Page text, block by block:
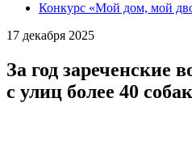
Конкурс «Мой дом, мой
17 декабря 2025
За год зареченские
с улиц более 40 собак